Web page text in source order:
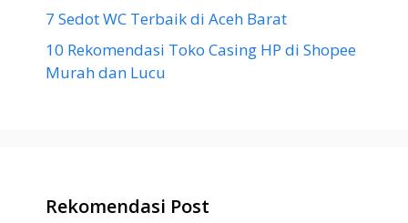
7 Sedot WC Terbaik di Aceh Barat
10 Rekomendasi Toko Casing HP di Shopee
Murah dan Lucu
Rekomendasi Post